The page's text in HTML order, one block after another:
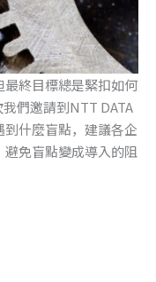
終目標總是緊扣如何
們邀請到NTT DATA
什麼盲點，建議各企
免盲點變成導入的阻